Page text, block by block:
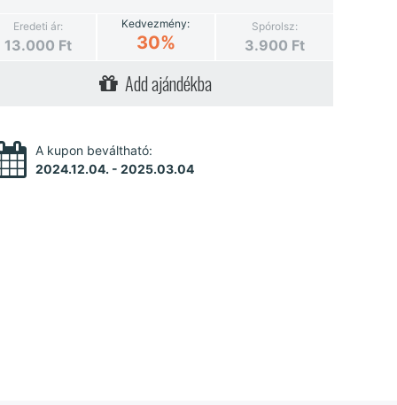
Eredeti ár:
13.000 Ft
Kedvezmény:
30%
Spórolsz:
3.900 Ft
Add ajándékba
A kupon beváltható:
2024.12.04. - 2025.03.04